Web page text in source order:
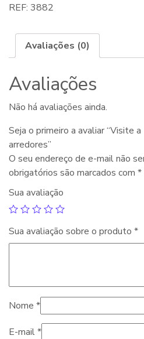
REF: 3882
Avaliações (0)
Avaliações
Não há avaliações ainda.
Seja o primeiro a avaliar “Visite
arredores”
O seu endereço de e-mail não
obrigatórios são marcados com *
Sua avaliação
Sua avaliação sobre o produto *
Nome *
E-mail*